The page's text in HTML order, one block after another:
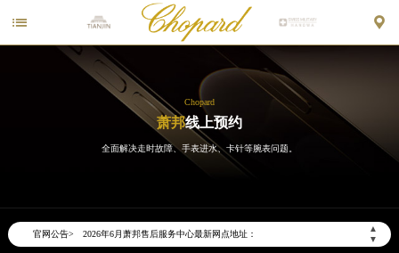
 
Chopard
萧邦线上预约
全面解决走时故障、手表进水、卡针等腕表问题。
官网公告>
▲
▼
2026年6月天津市萧邦官方售后客户服务热线：400-885-0231
2026年6月萧邦售后服务中心最新网点地址：